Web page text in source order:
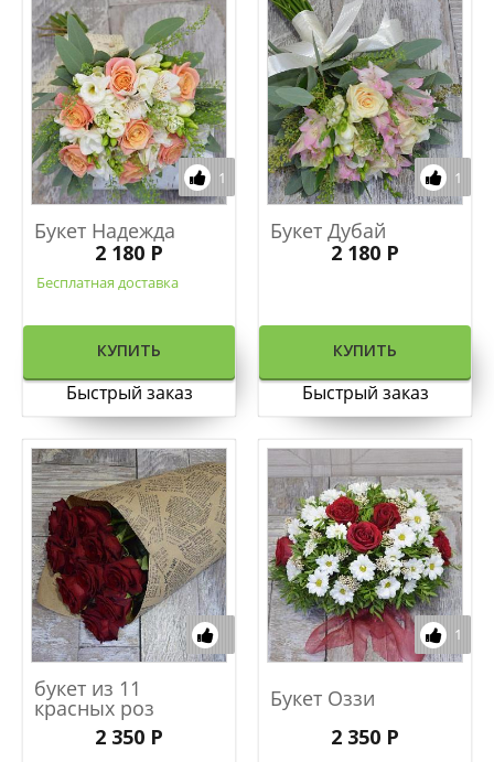
1
Букет Надежда
2 180 Р
Бесплатная доставка
КУПИТЬ
Быстрый заказ
1
Букет Дубай
2 180 Р
КУПИТЬ
Быстрый заказ
букет из 11
красных роз
2 350 Р
1
Букет Оззи
2 350 Р